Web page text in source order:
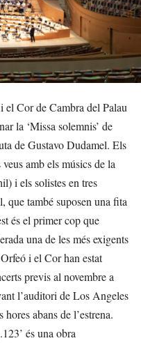
Cor de Cambra del Palau
la ‘Missa solemnis’ de
de Gustavo Dudamel. Els
amb els músics de la
i els solistes en tres
també suposen una fita
és el primer cop que
una de les més exigents
i el Cor han estat
previs al novembre a
l’auditori de Los Angeles
abans de l’estrena.
és una obra